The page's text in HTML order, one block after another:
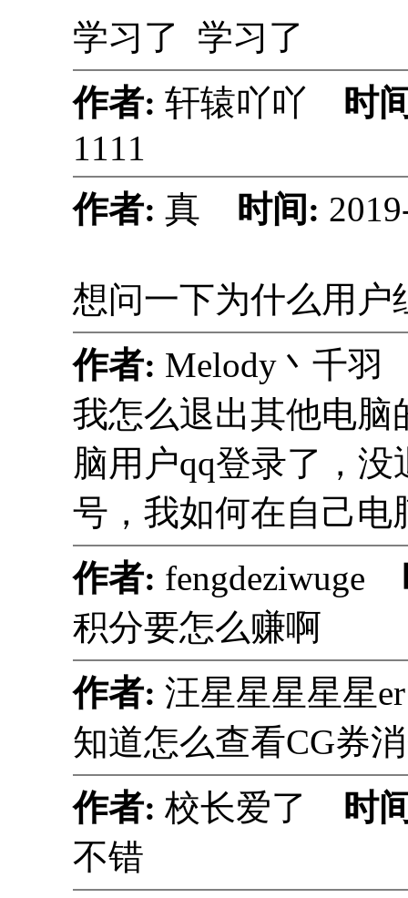
学习了 学习了
作者: 轩辕吖吖 时
1111
作者: 真 时间:
想问一下为什么用户
作者: Melody丶千
我怎么退出其他电脑
脑用户qq登录了，
号，我如何在自己电
作者: fengdeziwuge
积分要怎么赚啊
作者: 汪星星星星
知道怎么查看CG券
作者: 校长爱了 时
不错